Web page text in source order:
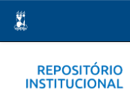
navigation